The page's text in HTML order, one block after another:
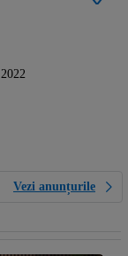
2022
Vezi anunțurile